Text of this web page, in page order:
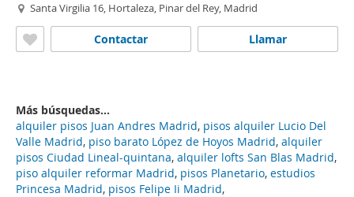
Santa Virgilia 16, Hortaleza, Pinar del Rey, Madrid
Llamar
Contactar
Más búsquedas...
alquiler pisos Juan Andres Madrid, pisos alquiler Lucio Del
Valle Madrid, piso barato López de Hoyos Madrid, alquiler
pisos Ciudad Lineal-quintana, alquiler lofts San Blas Madrid,
piso alquiler reformar Madrid, pisos Planetario, estudios
Princesa Madrid, pisos Felipe Ii Madrid,